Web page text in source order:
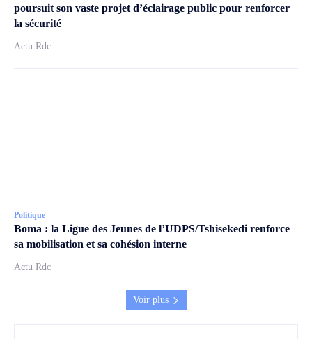
poursuit son vaste projet d’éclairage public pour renforcer
la sécurité
Actu Rdc
Politique
Boma : la Ligue des Jeunes de l’UDPS/Tshisekedi renforce
sa mobilisation et sa cohésion interne
Actu Rdc
Voir plus